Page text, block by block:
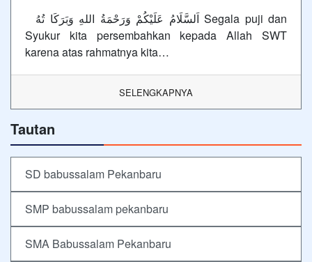
Syukur kita persembahkan kepada Allah SWT
karena atas rahmatnya kita…
SELENGKAPNYA
Tautan
SD babussalam Pekanbaru
SMP babussalam pekanbaru
SMA Babussalam Pekanbaru